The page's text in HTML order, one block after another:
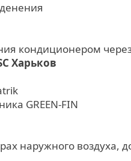
кондиционером
Харьков
GREEN-FIN
наружного воздуха,